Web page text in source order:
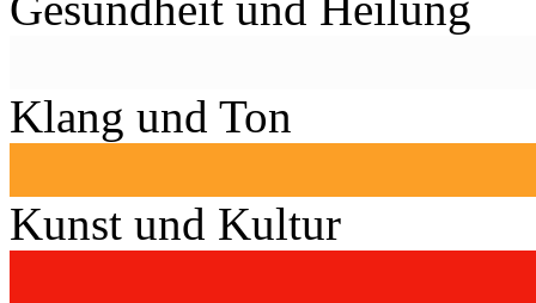
Klang und Ton
Kunst und Kultur